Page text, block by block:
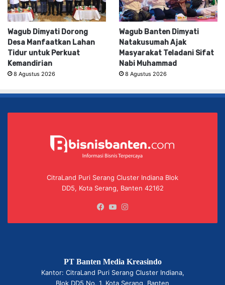
Wagub Dimyati Dorong
Desa Manfaatkan Lahan
Tidur untuk Perkuat
Kemandirian
8 Agustus 2026
Wagub Banten Dimyati
Natakusumah Ajak
Masyarakat Teladani Sifat
Nabi Muhammad
8 Agustus 2026
CitraLand Puri Serang Cluster Indiana Blok
DD5, Kota Serang, Banten 42162
Facebook
YouTube
PT Banten Media Kreasindo
Kantor: CitraLand Puri Serang Cluster Indiana,
Blok DD5 No. 1, Kota Serang, Banten